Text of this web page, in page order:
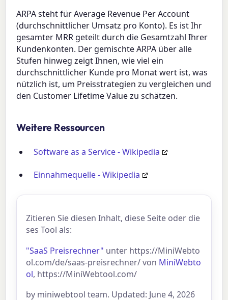
ARPA steht für Average Revenue Per Account
(durchschnittlicher Umsatz pro Konto). Es ist Ihr
gesamter MRR geteilt durch die Gesamtzahl Ihrer
Kundenkonten. Der gemischte ARPA über alle
Stufen hinweg zeigt Ihnen, wie viel ein
durchschnittlicher Kunde pro Monat wert ist, was
nützlich ist, um Preisstrategien zu vergleichen und
den Customer Lifetime Value zu schätzen.
Weitere Ressourcen
Software as a Service - Wikipedia
Einnahmequelle - Wikipedia
Zitieren Sie diesen Inhalt, diese Seite oder die
ses Tool als:
"SaaS Preisrechner" unter https://MiniWebto
ol.com/de/saas-preisrechner/ von MiniWebto
ol, https://MiniWebtool.com/
by miniwebtool team. Updated: June 4, 2026